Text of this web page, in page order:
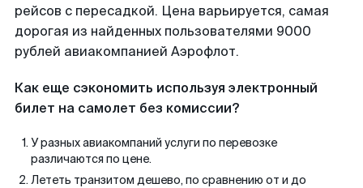
рейсов с пересадкой. Цена варьируется, самая
дорогая из найденных пользователями 9000
рублей авиакомпанией Аэрофлот.
Как еще сэкономить используя электронный
билет на самолет без комиссии?
У разных авиакомпаний услуги по перевозке
различаются по цене.
Лететь транзитом дешево, по сравнению от и до